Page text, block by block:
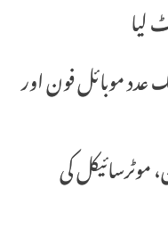
ایک عدد موبائل فون اور
فون، موٹرسائیکل کی